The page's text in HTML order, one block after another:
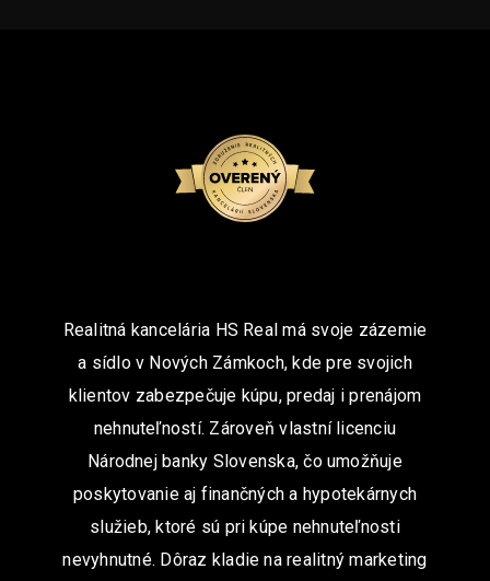
Realitná kancelária HS Real má svoje zázemie
a sídlo v Nových Zámkoch, kde pre svojich
klientov zabezpečuje kúpu, predaj i prenájom
nehnuteľností. Zároveň vlastní licenciu
Národnej banky Slovenska, čo umožňuje
poskytovanie aj finančných a hypotekárnych
služieb, ktoré sú pri kúpe nehnuteľnosti
nevyhnutné. Dôraz kladie na realitný marketing